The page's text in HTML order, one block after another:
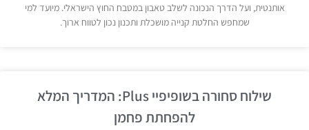
אותנטית, ועל הדרך הנכונה לשלב טאבון במטבח החוץ הישראלי. מיועד למי
שמחפש החלטת קנייה מושכלת ותכנון נכון לטווח ארוך.
שילוח סחורה בשופיפיי Plus: המדריך המלא
להפחתת פחמן